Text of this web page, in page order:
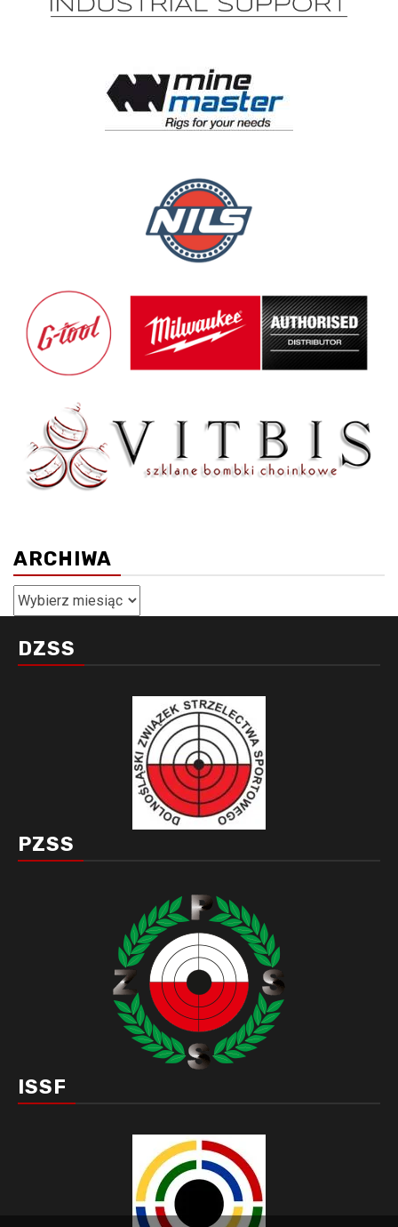
ARCHIWA
Archiwa
DZSS
PZSS
ISSF